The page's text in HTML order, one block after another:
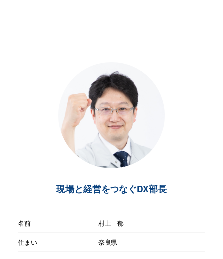
現場と経営をつなぐDX部長
名前
村上 郁
住まい
奈良県